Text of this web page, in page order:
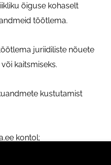
õiguse kohaselt
töötlema.
juriidiliste nõuete
kaitsmiseks.
kustutamist
kontol;